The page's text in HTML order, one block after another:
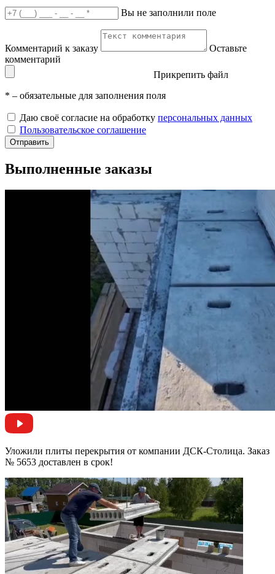
Вы не заполнили поле
Комментарий к заказу
Оставьте
комментарий
Прикрепить файл
* – обязательные для заполнения поля
Даю своё согласие на обработку персональных данных
Пользовательское соглашение
Отправить
Выполненные заказы
Уложили плиты перекрытия от компании ДСК-Столица. Заказ
№ 5653 доставлен в срок!